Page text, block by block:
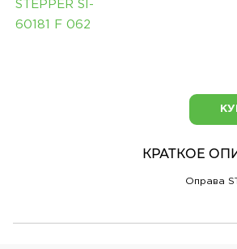
КРАТКОЕ
Оправа